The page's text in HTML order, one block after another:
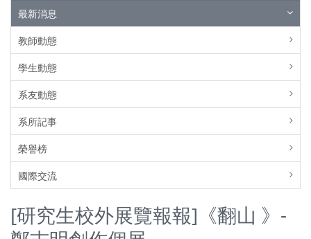
最新消息
教師動態
學生動態
系友動態
系所記事
榮譽榜
國際交流
[研究生校外展覽報報]《翻山 》-